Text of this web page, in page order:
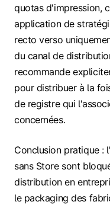
quotas d'impression,
application de
recto verso
du canal de
recommande
pour distribuer à la
de registre qui
concernées.
Conclusion pratique :
sans Store sont
distribution en
le packaging des